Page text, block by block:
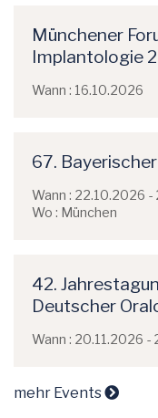
Münchener
Implantologie
Wann : 16.10.2026
67.
Wann : 22.10.2026
Wo : München
42.
Deutscher
Wann : 20.11.2026 -
mehr Events